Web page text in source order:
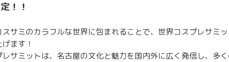
！！
スサミのカラフルな世界に包まれることで、世界コスプレサミ
ます！
レサミットは、名古屋の文化と魅力を国内外に広く発信し、多